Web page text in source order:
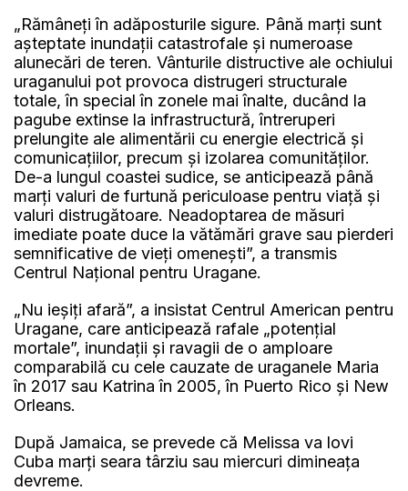
„Rămâneți în adăposturile sigure. Până marți sunt
așteptate inundații catastrofale și numeroase
alunecări de teren. Vânturile distructive ale ochiului
uraganului pot provoca distrugeri structurale
totale, în special în zonele mai înalte, ducând la
pagube extinse la infrastructură, întreruperi
prelungite ale alimentării cu energie electrică și
comunicațiilor, precum și izolarea comunităților.
De-a lungul coastei sudice, se anticipează până
marți valuri de furtună periculoase pentru viață și
valuri distrugătoare. Neadoptarea de măsuri
imediate poate duce la vătămări grave sau pierderi
semnificative de vieți omenești”, a transmis
Centrul Național pentru Uragane.
„Nu ieșiți afară”, a insistat Centrul American pentru
Uragane, care anticipează rafale „potențial
mortale”, inundații și ravagii de o amploare
comparabilă cu cele cauzate de uraganele Maria
în 2017 sau Katrina în 2005, în Puerto Rico și New
Orleans.
După Jamaica, se prevede că Melissa va lovi
Cuba marţi seara târziu sau miercuri dimineaţa
devreme.